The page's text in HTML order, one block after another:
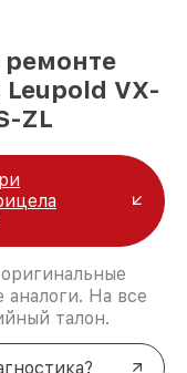
VX-
ZL
аналоги. На все
талон.